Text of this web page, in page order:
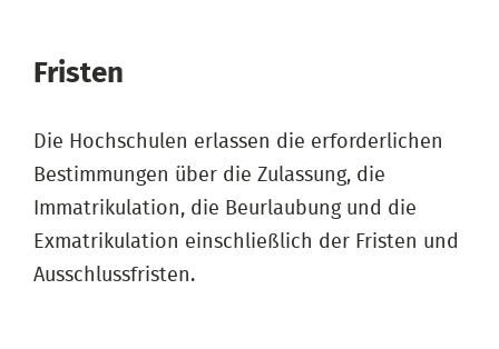
Fristen
Die Hochschulen erlassen die erforderlichen
Bestimmungen über die Zulassung, die
Immatrikulation, die Beurlaubung und die
Exmatrikulation einschließlich der Fristen und
Ausschlussfristen.